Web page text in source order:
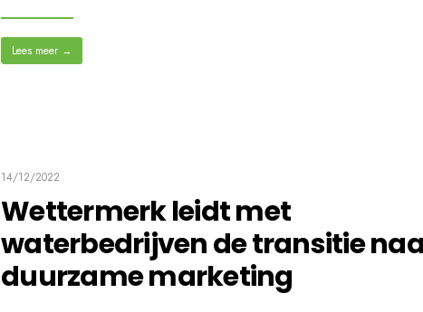
Lees meer →
14/12/2022
Wettermerk leidt met
waterbedrijven de transitie
duurzame marketing